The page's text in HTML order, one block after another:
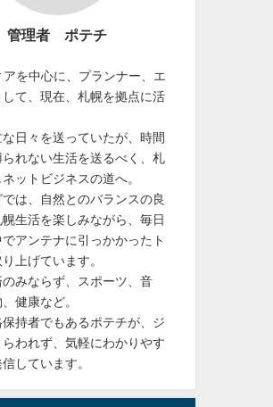
管理者 ポテチ
を中心に、プランナー、エ
て、現在、札幌を拠点に活
日々を送っていたが、時間
れない生活を送るべく、札
ットビジネスの道へ。
では、自然とのバランスの良
生活を楽しみながら、毎日
アンテナに引っかかったト
上げています。
みならず、スポーツ、音
健康など。
持者でもあるポテチが、ジ
らわれず、気軽にわかりやす
しています。